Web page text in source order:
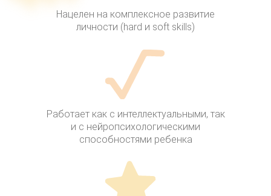
Нацелен на комплексное развитие
личности (hard и soft skills)
Работает как с интеллектуальными, так
и с нейро­психологическими
способностями ребенка